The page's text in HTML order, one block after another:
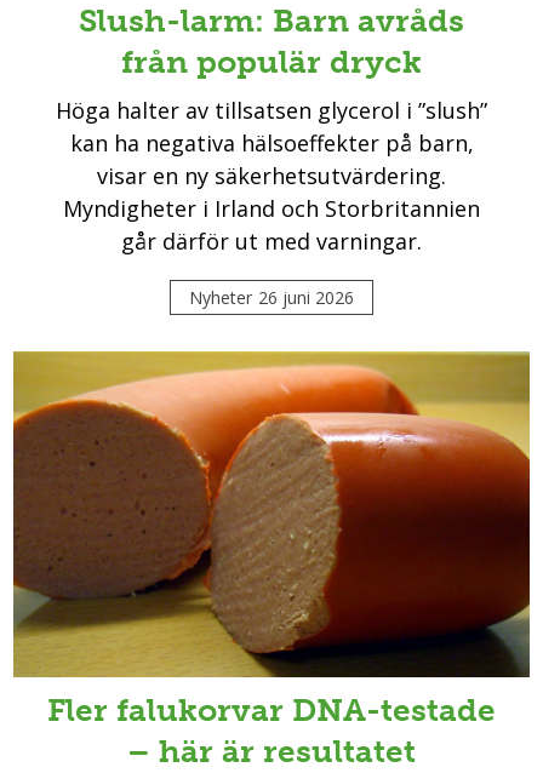
Slush-larm: Barn avråds
från populär dryck
Höga halter av tillsatsen glycerol i ”slush”
kan ha negativa hälsoeffekter på barn,
visar en ny säkerhetsutvärdering.
Myndigheter i Irland och Storbritannien
går därför ut med varningar.
Nyheter 26 juni 2026
Fler falukorvar DNA-testade
– här är resultatet